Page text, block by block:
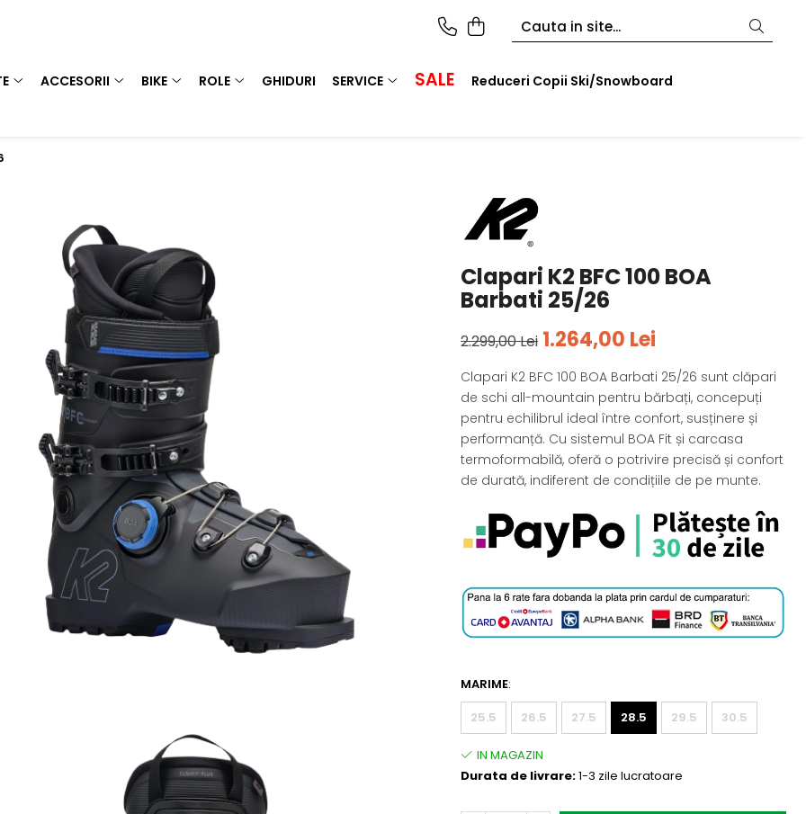
ACCESORII BIKE ROLE GHIDURI SERVICE SALE Reduceri Copii Ski/Snowboard
Clapari K2 BFC 100 BOA
Barbati 25/26
2.299,00 Lei 1.264,00 Lei
Clapari K2 BFC 100 BOA Barbati 25/26 sunt clăpari
de schi all-mountain pentru bărbați, concepuți
pentru echilibrul ideal între confort, susținere și
performanță. Cu sistemul BOA Fit și carcasa
termoformabilă, oferă o potrivire precisă și confort
de durată, indiferent de condițiile de pe munte.
MARIME:
25.5
26.5 27.5 28.5 29.5 30.5
Durata de livrare:1-3 zile lucratoare